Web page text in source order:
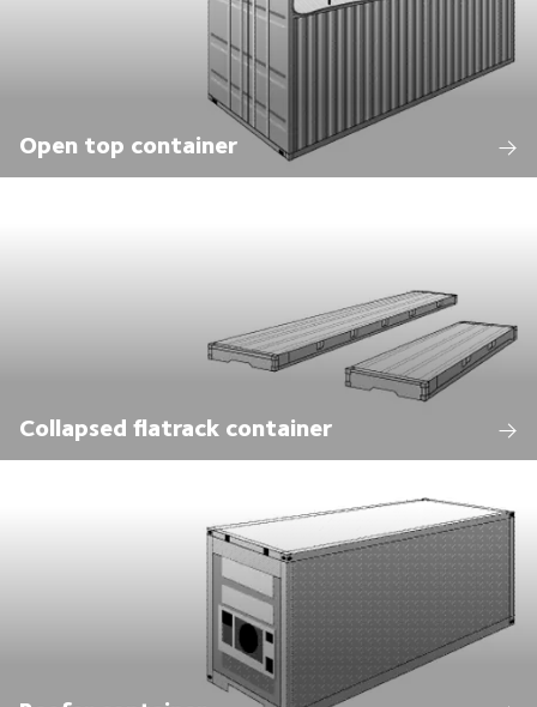
Open top container
Collapsed flatrack container